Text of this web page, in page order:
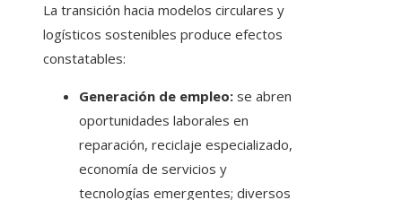
La transición hacia modelos circulares y
logísticos sostenibles produce efectos
constatables:
Generación de empleo: se abren
oportunidades laborales en
reparación, reciclaje especializado,
economía de servicios y
tecnologías emergentes; diversos